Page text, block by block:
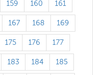
159 160 161
167 168 169
175 176 177
183 184 185